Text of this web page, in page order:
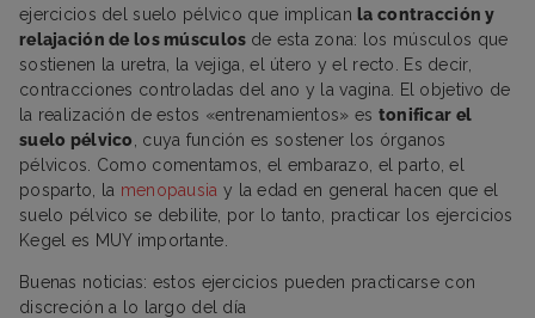
ejercicios del suelo pélvico que implican la contracción y
relajación de los músculos de esta zona: los músculos que
sostienen la uretra, la vejiga, el útero y el recto. Es decir,
contracciones controladas del ano y la vagina. El objetivo de
la realización de estos «entrenamientos» es tonificar el
suelo pélvico
, cuya función es sostener los órganos
pélvicos. Como comentamos, el embarazo, el parto, el
posparto, la menopausia y la edad en general hacen que el
suelo pélvico se debilite, por lo tanto, practicar los ejercicios
Kegel es MUY importante.
Buenas noticias: estos ejercicios pueden practicarse con
discreción a lo largo del día